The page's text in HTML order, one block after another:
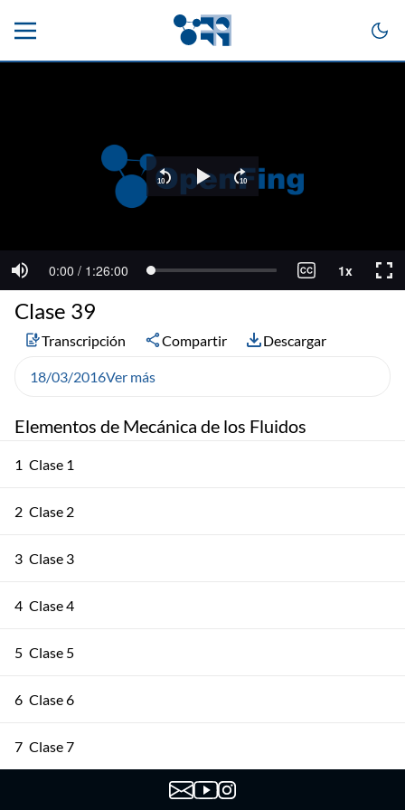
Elementos de Mecánica de los Fluidos
1 Clase 1
2 Clase 2
3 Clase 3
4 Clase 4
5 Clase 5
6 Clase 6
7 Clase 7
Clase 39
Transcripción Compartir Descargar
18/03/2016Ver más